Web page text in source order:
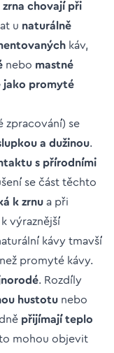
zrna chovají při
u naturálně
káv,
nebo mastné
jako promyté
zpracování) se
a dužinou.
s přírodními
se část těchto
k zrnu a při
výraznější
kávy tmavší
promyté kávy.
. Rozdíly
hustotu nebo
přijímají teplo
mohou objevit